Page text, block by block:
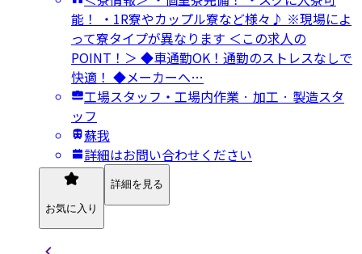
能！ ・1R寮やカップル寮など様々♪ ※現場によ
って寮タイプが異なります ＜この求人の
POINT！＞ ◆車通勤OK！通勤のストレスなしで
快適！ ◆メーカーへ…
工場スタッフ・工場内作業 · 加工 · 製造スタ
ッフ
蘇我
詳細はお問い合わせください
お気に入り
詳細を見る